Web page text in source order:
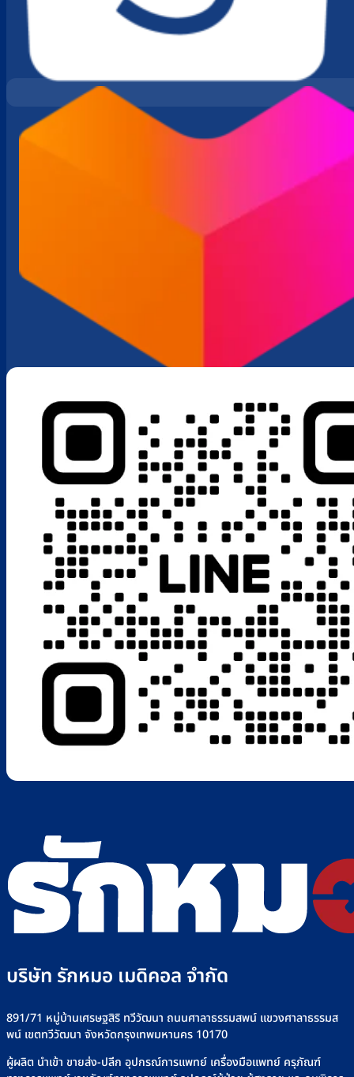
บริษัท รักหมอ เมดิคอล จำกัด
891/71 หมู่บ้านเศรษฐสิริ ทวีวัฒนา ถนนศาลาธรรมสพน์ แขวงศาลาธรรมส
พน์ เขตทวีวัฒนา จังหวัดกรุงเทพมหานคร 10170
ผู้ผลิต นำเข้า ขายส่ง-ปลีก อุปกรณ์การแพทย์ เครื่องมือแพทย์ ครุภัณฑ์